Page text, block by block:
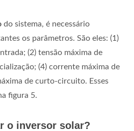
do sistema, é necessário
os parâmetros. São eles: (1)
(2) tensão máxima de
(4) corrente máxima de
de curto-circuito. Esses
figura 5.
o inversor solar?